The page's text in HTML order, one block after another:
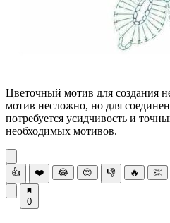
Цветочный мотив для создания
мотив несложно, но для
потребуется усидчивость и
необходимых мотивов.
👍 ❤️ 😂 😍 👎 🔥 👏
0